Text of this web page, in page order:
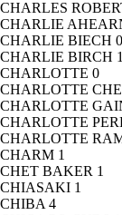
CHARLES
CHARLIE
CHARLIE BIECH 0
CHARLIE BIRCH 1
CHARLOTTE 0
CHARLOTTE
CHARLOTTE
CHARLOTTE
CHARLOTTE
CHARM 1
CHET BAKER 1
CHIASAKI 1
CHIBA 4